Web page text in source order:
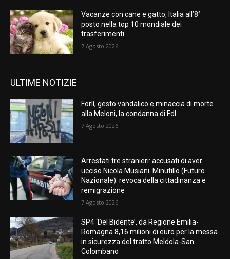
Vacanze con cane e gatto, Italia all’8°
posto nella top 10 mondiale dei
trasferimenti
7 Agosto 2026
ULTIME NOTIZIE
Forlì, gesto vandalico e minaccia di morte
alla Meloni, la condanna di FdI
7 Agosto 2026
Arrestati tre stranieri: accusati di aver
ucciso Nicola Musiani. Minutillo (Futuro
Nazionale): revoca della cittadinanza e
remigrazione
7 Agosto 2026
SP4 ‘Del Bidente’, da Regione Emilia-
Romagna 8,16 milioni di euro per la messa
in sicurezza del tratto Meldola-San
Colombano